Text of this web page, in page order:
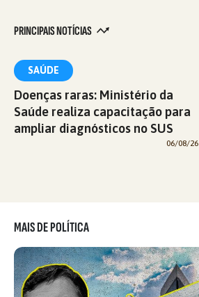
PRINCIPAIS NOTÍCIAS
SAÚDE
Doenças raras: Ministério da
Saúde realiza capacitação para
ampliar diagnósticos no SUS
06/08/26
MAIS DE POLÍTICA